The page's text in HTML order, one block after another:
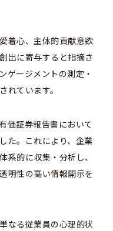
着心、主体的貢献意欲
出に寄与すると指摘さ
ゲージメントの測定・
れています。
価証券報告書において
た。これにより、企業
系的に収集・分析し、
明性の高い情報開示を
なる従業員の心理的状